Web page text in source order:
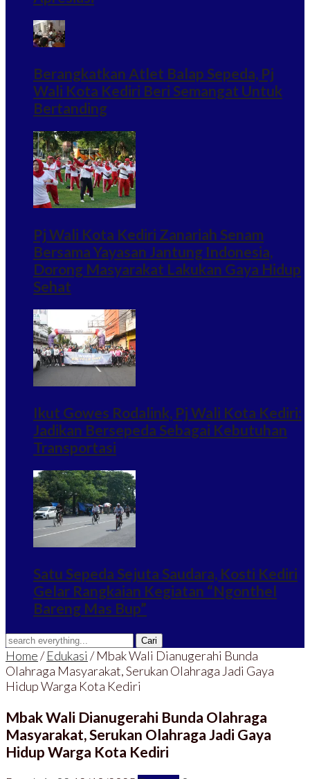
Berangkatkan Atlet Balap Sepeda, Pj
Wali Kota Kediri Beri Semangat Untuk
Bertanding
Pj Wali Kota Kediri Zanariah Senam
Bersama Yayasan Jantung Indonesia,
Dorong Masyarakat Lakukan Gaya Hidup
Sehat
Ikut Gowes Rodalink, Pj Wali Kota Kediri:
Jadikan Bersepeda Sebagai Kebutuhan
Transportasi
Satu Sepeda Sejuta Saudara, Kosti Kediri
Gelar Rangkaian Kegiatan “Ngonthel
Bareng Mas Bup”
Home/Edukasi /Mbak Wali Dianugerahi Bunda
Olahraga Masyarakat, Serukan Olahraga Jadi Gaya
Hidup Warga Kota Kediri
Mbak Wali Dianugerahi Bunda Olahraga
Masyarakat, Serukan Olahraga Jadi Gaya
Hidup Warga Kota Kediri